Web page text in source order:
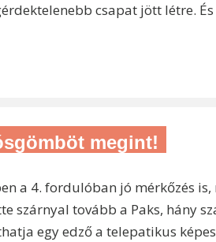
csapat jött létre. És
megint!
a 4. fordulóban jó mérkőzés
szárnyal tovább a Paks, hány
egy edző a telepatikus